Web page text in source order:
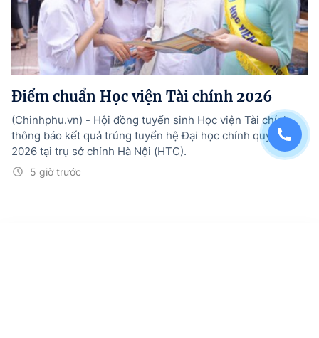
Điểm chuẩn Học viện Tài chính 2026
5 giờ trước
(Chinhphu.vn) - Hội đồng tuyển sinh Học viện Tài chính
thông báo kết quả trúng tuyển hệ Đại học chính quy năm
2026 tại trụ sở chính Hà Nội (HTC).